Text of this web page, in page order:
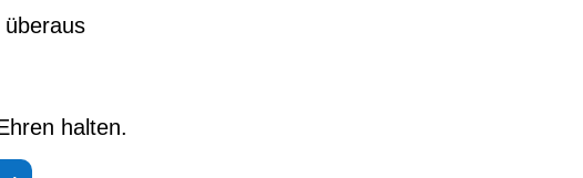
halten.